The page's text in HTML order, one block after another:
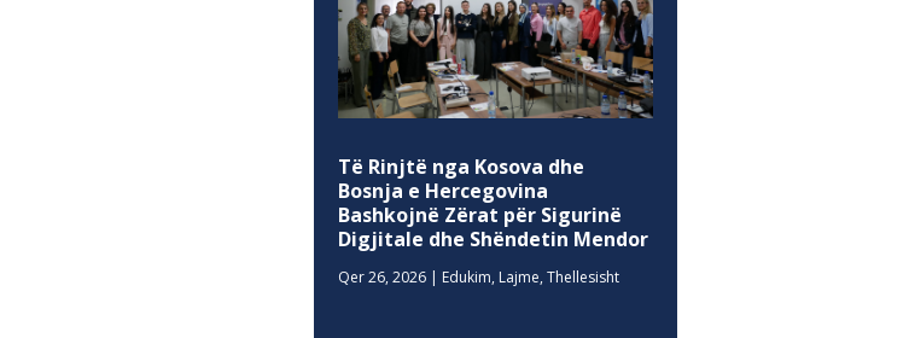
Të Rinjtë nga Kosova dhe
Bosnja e Hercegovina
Bashkojnë Zërat për Sigurinë
Digjitale dhe Shëndetin Mendor
Qer 26, 2026 | Edukim, Lajme,Thellesisht